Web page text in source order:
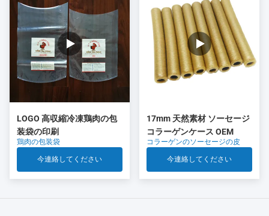
LOGO 高収縮冷凍鶏肉の包
装袋の印刷
鶏肉の包装袋
今連絡してください
17mm 天然素材 ソーセージ
コラーゲンケース OEM
コラーゲンのソーセージの皮
今連絡してください